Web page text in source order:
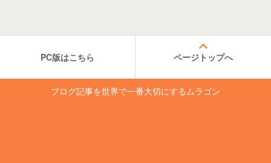
PC版はこちら ページトップへ
ブログ記事を世界で一番大切にするムラゴン